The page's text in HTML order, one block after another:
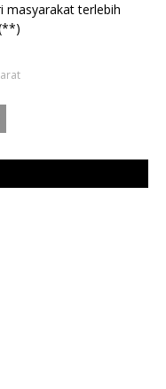
masyarakat terlebih